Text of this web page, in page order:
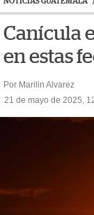
Canícula
en estas
Por Marilin Alvarez
21 de mayo de 2025,